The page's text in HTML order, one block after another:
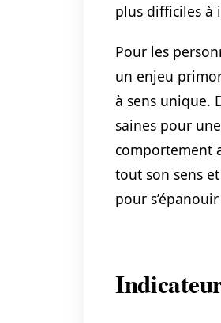
plus difficiles à
Pour les
un enjeu
à sens unique.
saines pour
comportement
tout son sens
pour